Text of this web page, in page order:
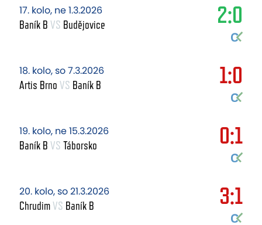
17. kolo, ne 1.3.2026
Baník B VS Budějovice 2:0
18. kolo, so 7.3.2026
Artis Brno VS Baník B 1:0
19. kolo, ne 15.3.2026
Baník B VS Táborsko 0:1
20. kolo, so 21.3.2026
ChrudimVS Baník B 3:1